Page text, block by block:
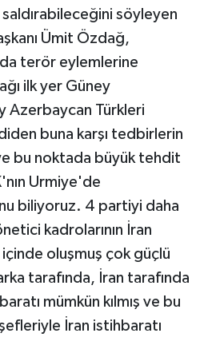
söyleyen
Ümit Özdağ,
terör eylemlerine
ilk yer Güney
Azerbaycan Türkleri
buna karşı tedbirlerin
bu noktada büyük tehdit
Urmiye'de
biliyoruz. 4 partiyi daha
kadrolarının İran
içinde oluşmuş çok güçlü
tarafında, İran tarafında
mümkün kılmış ve bu
İran istihbaratı